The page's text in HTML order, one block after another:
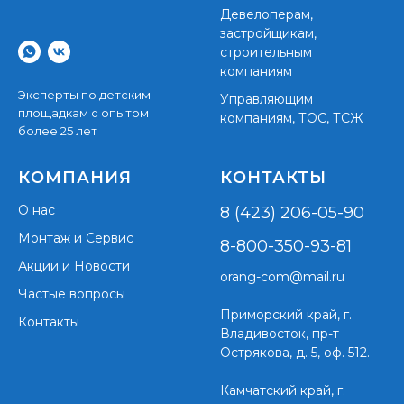
Эксперты по детским
площадкам с опытом
более 25 лет
Девелоперам,
застройщикам,
строительным
компаниям
Управляющим
компаниям, ТОС, ТСЖ
КОМПАНИЯ
О нас
Монтаж и Сервис
Акции и Новости
Частые вопросы
Контакты
КОНТАКТЫ
8 (423) 206-05-90
8-800-350-93-81
orang-com@mail.ru
Приморский край, г.
Владивосток, пр-т
Острякова, д. 5, оф. 512.
Камчатский край, г.